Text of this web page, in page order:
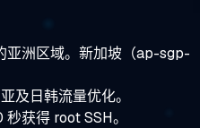
亚洲区域。新加坡（ap-sgp-
及日韩流量优化。
获得 root SSH。